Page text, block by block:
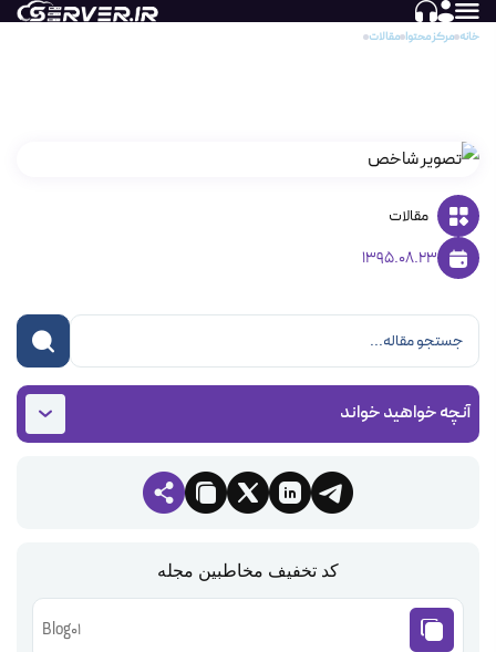
خانه مرکز محتوا مقالات
مقالات
1395.08.23
آنچه خواهید خواند
کد تخفیف مخاطبین مجله
Blog01